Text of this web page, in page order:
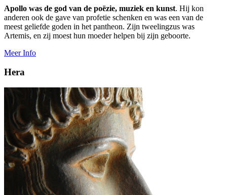
Apollo was de god van de poëzie, muziek en kunst. Hij kon
anderen ook de gave van profetie schenken en was een van de
meest geliefde goden in het pantheon. Zijn tweelingzus was
Artemis, en zij moest hun moeder helpen bij zijn geboorte.
Meer Info
Hera